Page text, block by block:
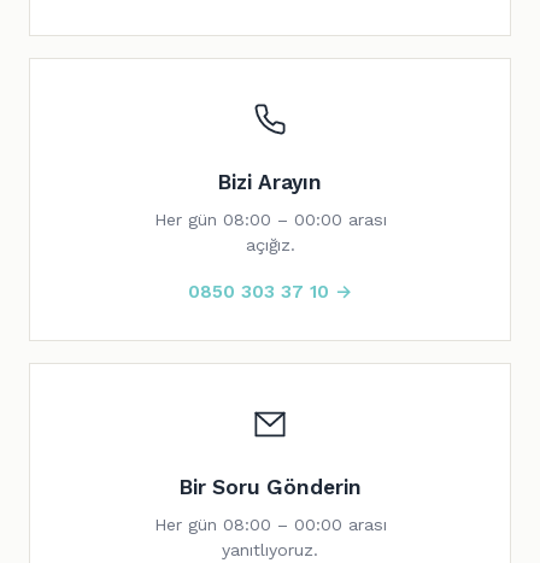
Bizi Arayın
Her gün 08:00 – 00:00 arası
açığız.
0850 303 37 10 →
Bir Soru Gönderin
Her gün 08:00 – 00:00 arası
yanıtlıyoruz.